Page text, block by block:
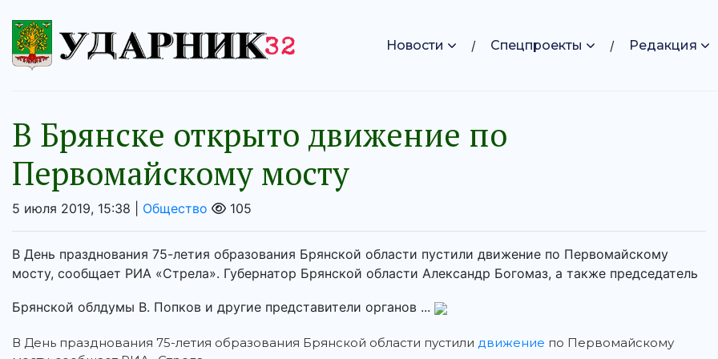
Новости Спецпроекты Редакция
В Брянске открыто движение по
Первомайскому мосту
5 июля 2019, 15:38 | Общество 105
В День празднования 75-летия образования Брянской области пустили движение по Первомайскому
мосту, сообщает РИА «Стрела». Губернатор Брянской области Александр Богомаз, а также председатель
Брянской облдумы В. Попков и другие представители органов ...
В День празднования 75-летия образования Брянской области пустили движение по Первомайскому